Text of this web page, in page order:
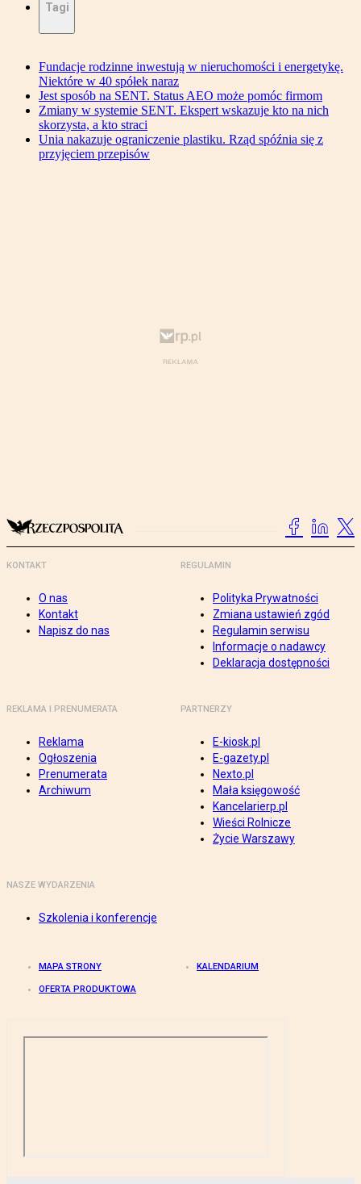
Tagi
Fundacje rodzinne inwestują w nieruchomości i energetykę.
Niektóre w 40 spółek naraz
Jest sposób na SENT. Status AEO może pomóc firmom
Zmiany w systemie SENT. Ekspert wskazuje kto na nich
skorzysta, a kto straci
Unia nakazuje ograniczenie plastiku. Rząd spóźnia się z
przyjęciem przepisów
KONTAKT
O nas
Kontakt
Napisz do nas
REGULAMIN
Polityka Prywatności
Zmiana ustawień zgód
Regulamin serwisu
Informacje o nadawcy
Deklaracja dostępności
REKLAMA I PRENUMERATA
Reklama
Ogłoszenia
Prenumerata
Archiwum
PARTNERZY
E-kiosk.pl
E-gazety.pl
Nexto.pl
Mała księgowość
Kancelarierp.pl
Wieści Rolnicze
Życie Warszawy
NASZE WYDARZENIA
Szkolenia i konferencje
MAPA STRONY KALENDARIUM
OFERTA PRODUKTOWA